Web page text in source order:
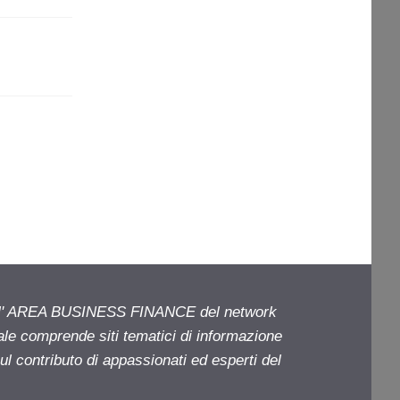
BUSINESS FINANCE del network
comprende siti tematici di informazione
contributo di appassionati ed esperti del